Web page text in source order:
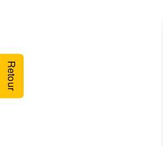
Retour